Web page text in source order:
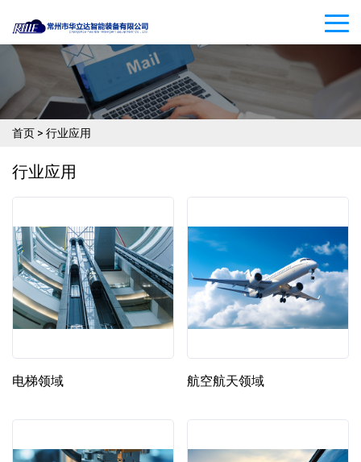
首页 > 行业应用
行业应用
电梯领域 航空航天领域